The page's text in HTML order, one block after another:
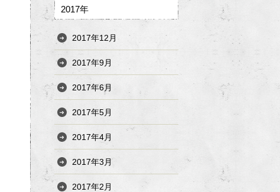
2017年
2017年12月
2017年9月
2017年6月
2017年5月
2017年4月
2017年3月
2017年2月